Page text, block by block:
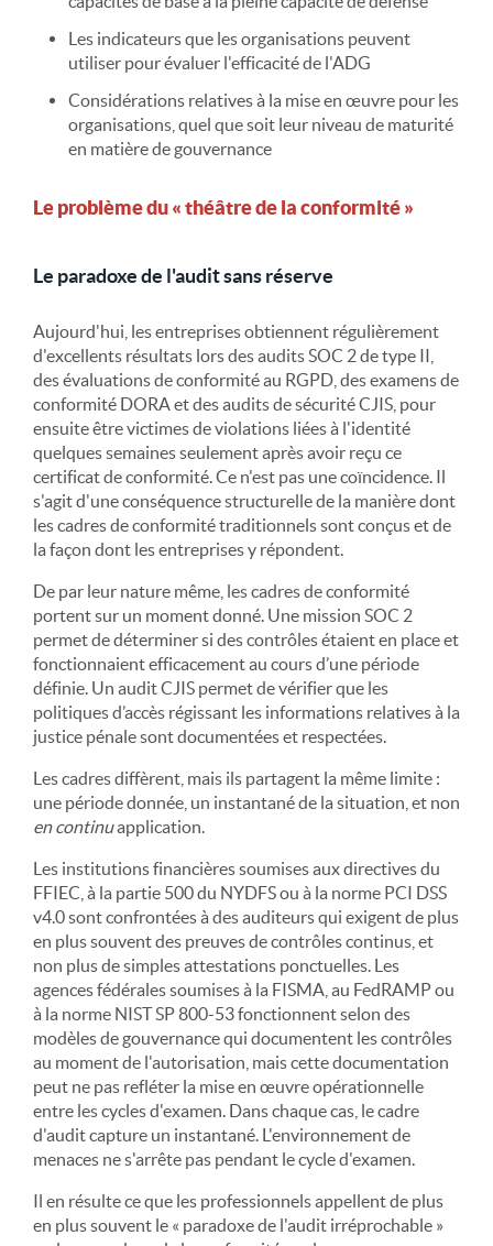
Les indicateurs que les organisations peuvent
utiliser pour évaluer l'efficacité de l'ADG
Considérations relatives à la mise en œuvre pour les
organisations, quel que soit leur niveau de maturité
en matière de gouvernance
Le problème du « théâtre de la conformité »
Le paradoxe de l'audit sans réserve
Aujourd'hui, les entreprises obtiennent régulièrement
d'excellents résultats lors des audits SOC 2 de type II,
des évaluations de conformité au RGPD, des examens de
conformité DORA et des audits de sécurité CJIS, pour
ensuite être victimes de violations liées à l'identité
quelques semaines seulement après avoir reçu ce
certificat de conformité. Ce n'est pas une coïncidence. Il
s'agit d'une conséquence structurelle de la manière dont
les cadres de conformité traditionnels sont conçus et de
la façon dont les entreprises y répondent.
De par leur nature même, les cadres de conformité
portent sur un moment donné. Une mission SOC 2
permet de déterminer si des contrôles étaient en place et
fonctionnaient efficacement au cours d’une période
définie. Un audit CJIS permet de vérifier que les
politiques d’accès régissant les informations relatives à la
justice pénale sont documentées et respectées.
Les cadres diffèrent, mais ils partagent la même limite :
une période donnée, un instantané de la situation, et non
en continuapplication.
Les institutions financières soumises aux directives du
FFIEC, à la partie 500 du NYDFS ou à la norme PCI DSS
v4.0 sont confrontées à des auditeurs qui exigent de plus
en plus souvent des preuves de contrôles continus, et
non plus de simples attestations ponctuelles. Les
agences fédérales soumises à la FISMA, au FedRAMP ou
à la norme NIST SP 800-53 fonctionnent selon des
modèles de gouvernance qui documentent les contrôles
au moment de l'autorisation, mais cette documentation
peut ne pas refléter la mise en œuvre opérationnelle
entre les cycles d'examen. Dans chaque cas, le cadre
d'audit capture un instantané. L'environnement de
menaces ne s'arrête pas pendant le cycle d'examen.
Il en résulte ce que les professionnels appellent de plus
en plus souvent le « paradoxe de l'audit irréprochable »